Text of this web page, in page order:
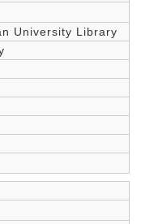
University Library